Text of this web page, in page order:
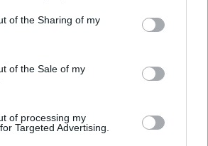
of the Sharing of my
of the Sale of my
of processing my
Targeted Advertising.
Ταχιάος: Ξεκινούν από απόψε τα
δοκιμαστικά δρομολόγια της
Καλαμαριά
Ειδικό Χωροταξικό Πλαίσιο για
τον Τουρισμό: Οι αλλαγές που